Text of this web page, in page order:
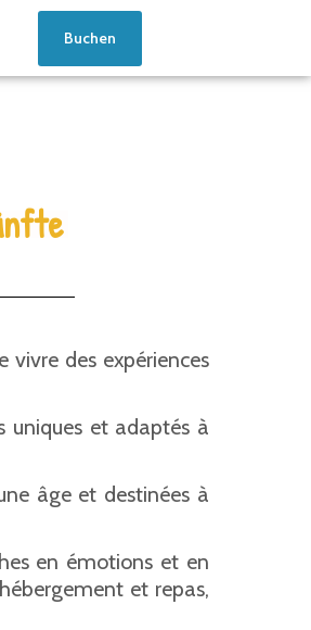
Buchen
vivre des expériences
uniques et adaptés à
âge et destinées à
en émotions et en
et repas,